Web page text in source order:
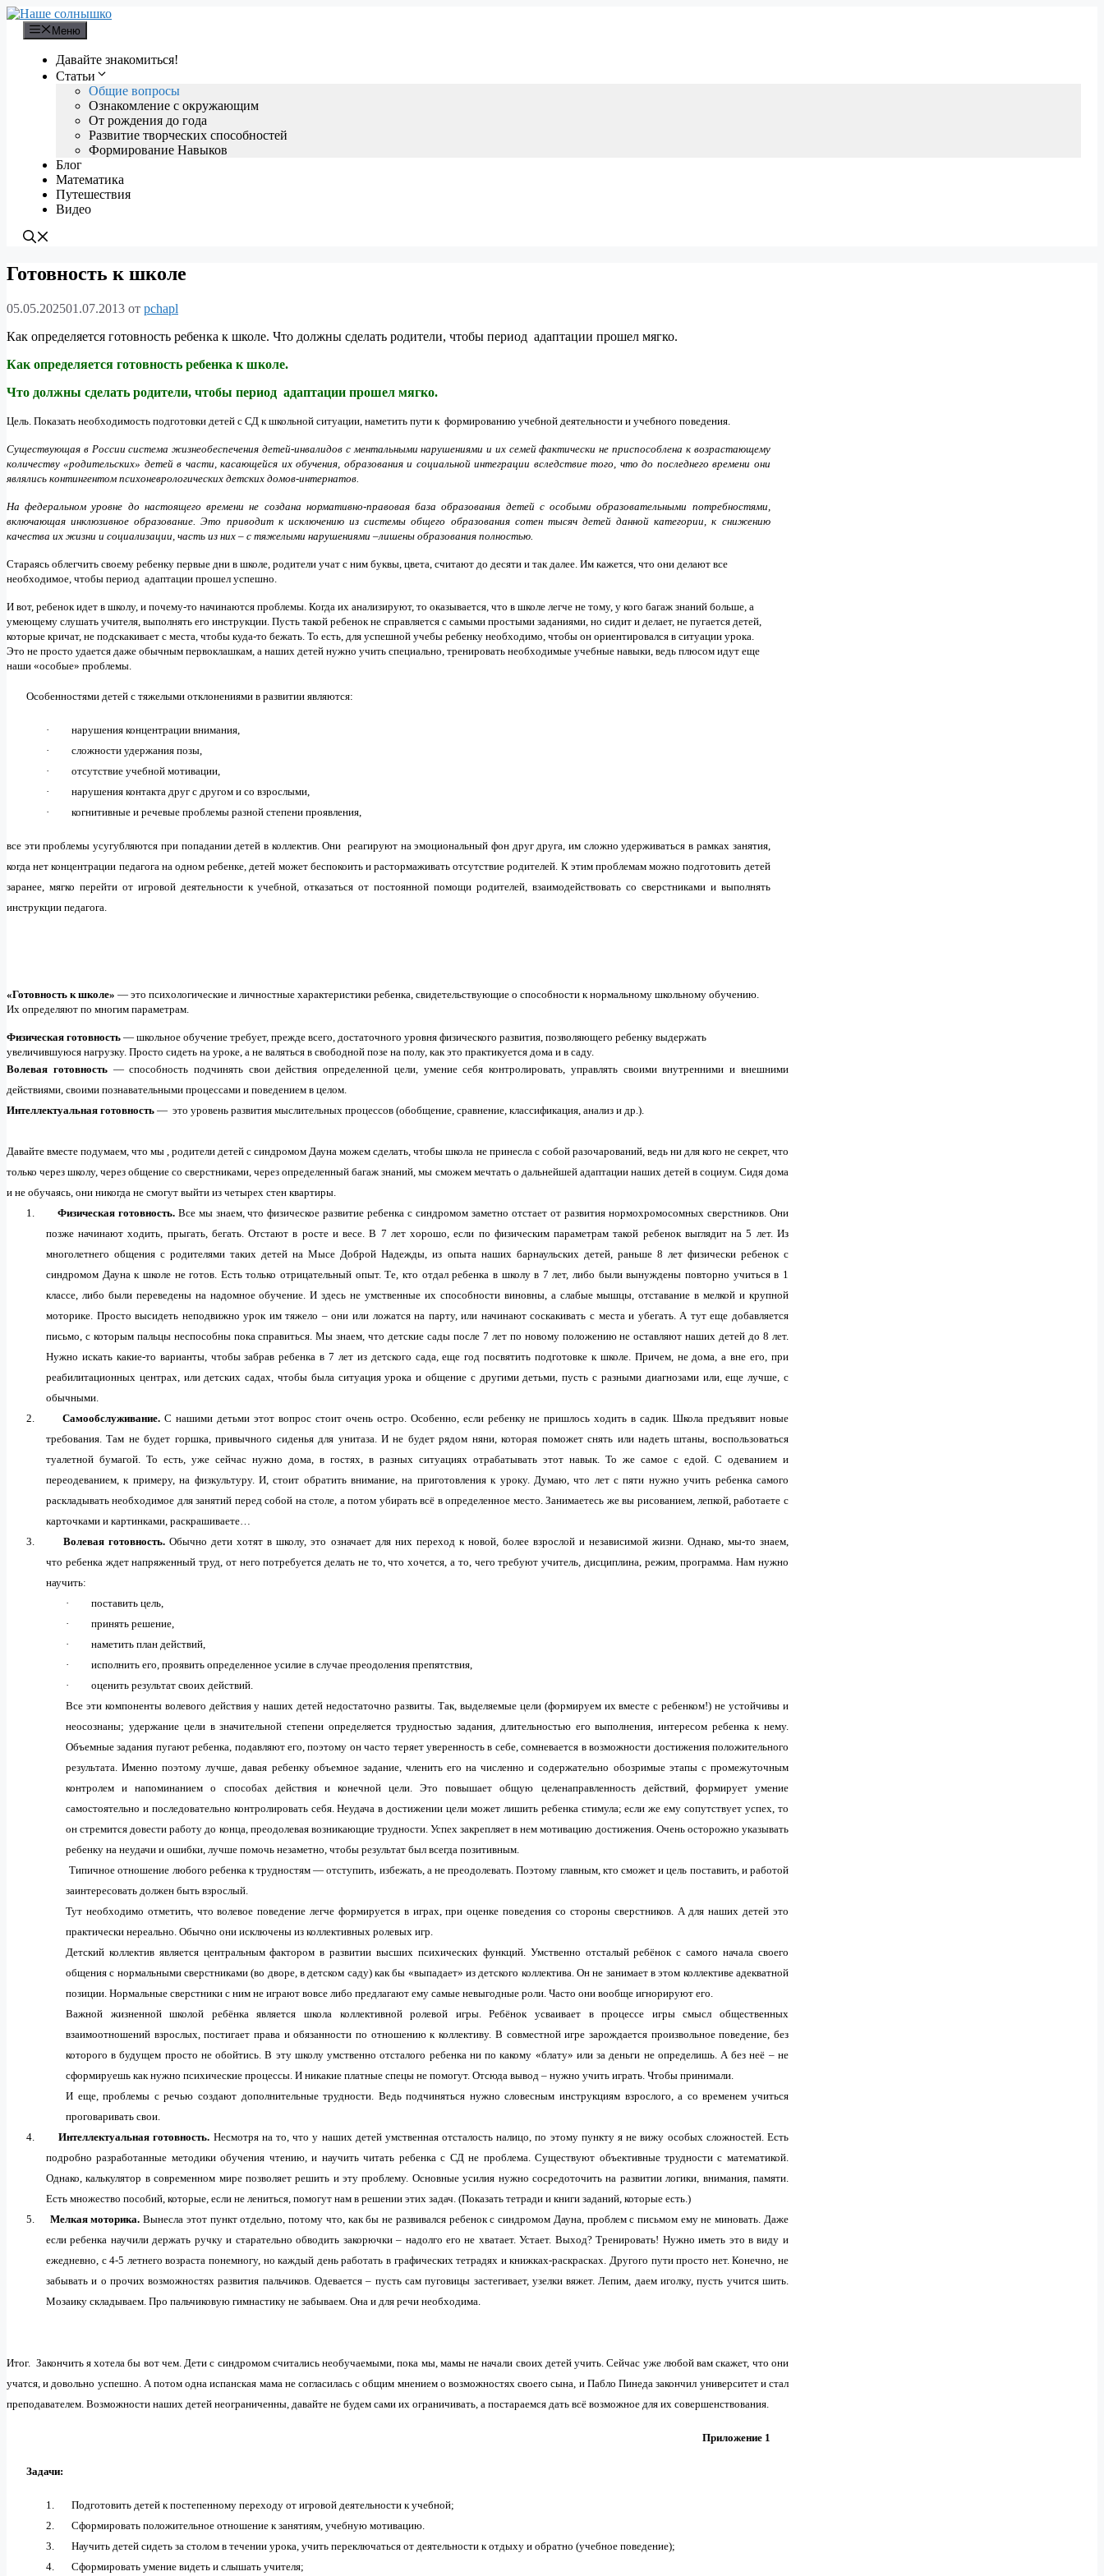
Перейти
содержимому
Меню
Давайте знакомиться!
Статьи
Общие вопросы
Ознакомление с окружающим
От рождения до года
Развитие творческих способностей
Формирование Навыков
Блог
Математика
Путешествия
Видео
Готовность к школе
05.05.202501.07.2013 от pchapl
Как определяется готовность ребенка к школе. Что должны сделать родители, чтобы период адаптации прошел мягко.
Как определяется готовность ребенка к школе.
Что должны сделать родители, чтобы период адаптации прошел мягко.
Цель. Показать необходимость подготовки детей с СД к школьной ситуации, наметить пути к формированию учебной деятельности и учебного поведения.
Существующая в России система жизнеобеспечения детей-инвалидов с ментальными нарушениями и их семей фактически не приспособлена к возрастающему
количеству «родительских» детей в части, касающейся их обучения, образования и социальной интеграции вследствие того, что до последнего времени они
являлись контингентом психоневрологических детских домов-интернатов.
На федеральном уровне до настоящего времени не создана нормативно-правовая база образования детей с особыми образовательными потребностями,
включающая инклюзивное образование. Это приводит к исключению из системы общего образования сотен тысяч детей данной категории, к снижению
качества их жизни и социализации, часть из них – с тяжелыми нарушениями –лишены образования полностью.
Стараясь облегчить своему ребенку первые дни в школе, родители учат с ним буквы, цвета, считают до десяти и так далее. Им кажется, что они делают все
необходимое, чтобы период адаптации прошел успешно.
И вот, ребенок идет в школу, и почему-то начинаются проблемы. Когда их анализируют, то оказывается, что в школе легче не тому, у кого багаж знаний больше, а
умеющему слушать учителя, выполнять его инструкции. Пусть такой ребенок не справляется с самыми простыми заданиями, но сидит и делает, не пугается детей,
которые кричат, не подскакивает с места, чтобы куда-то бежать. То есть, для успешной учебы ребенку необходимо, чтобы он ориентировался в ситуации урока.
Это не просто удается даже обычным первоклашкам, а наших детей нужно учить специально, тренировать необходимые учебные навыки, ведь плюсом идут еще
наши «особые» проблемы.
Особенностями детей с тяжелыми отклонениями в развитии являются:
·
нарушения концентрации внимания,
·
сложности удержания позы,
·
отсутствие учебной мотивации,
·
нарушения контакта друг с другом и со взрослыми,
·
когнитивные и речевые проблемы разной степени проявления,
все эти проблемы усугубляются при попадании детей в коллектив. Они реагируют на эмоциональный фон друг друга, им сложно удерживаться в рамках занятия,
когда нет концентрации педагога на одном ребенке, детей может беспокоить и растормаживать отсутствие родителей. К этим проблемам можно подготовить детей
заранее, мягко перейти от игровой деятельности к учебной, отказаться от постоянной помощи родителей, взаимодействовать со сверстниками и выполнять
инструкции педагога.
«Готовность к школе» — это психологические и личностные характеристики ребенка, свидетельствующие о способности к нормальному школьному обучению.
Их определяют по многим параметрам.
Физическая готовность — школьное обучение требует, прежде всего, достаточного уровня физического развития, позволяющего ребенку выдержать
увеличившуюся нагрузку. Просто сидеть на уроке, а не валяться в свободной позе на полу, как это практикуется дома и в саду.
Волевая готовность — способность подчинять свои действия определенной цели, умение себя контролировать, управлять своими внутренними и внешними
действиями, своими познавательными процессами и поведением в целом.
Интеллектуальная готовность — это уровень развития мыслительных процессов (обобщение, сравнение, классификация, анализ и др.).
Давайте вместе подумаем, что мы , родители детей с синдромом Дауна можем сделать, чтобы школа не принесла с собой разочарований, ведь ни для кого не секрет, что
только через школу, через общение со сверстниками, через определенный багаж знаний, мы сможем мечтать о дальнейшей адаптации наших детей в социум. Сидя дома
и не обучаясь, они никогда не смогут выйти из четырех стен квартиры.
1.
Физическая готовность.Все мы знаем, что физическое развитие ребенка с синдромом заметно отстает от развития нормохромосомных сверстников. Они
позже начинают ходить, прыгать, бегать. Отстают в росте и весе. В 7 лет хорошо, если по физическим параметрам такой ребенок выглядит на 5 лет. Из
многолетнего общения с родителями таких детей на Мысе Доброй Надежды, из опыта наших барнаульских детей, раньше 8 лет физически ребенок с
синдромом Дауна к школе не готов. Есть только отрицательный опыт. Те, кто отдал ребенка в школу в 7 лет, либо были вынуждены повторно учиться в 1
классе, либо были переведены на надомное обучение. И здесь не умственные их способности виновны, а слабые мышцы, отставание в мелкой и крупной
моторике. Просто высидеть неподвижно урок им тяжело – они или ложатся на парту, или начинают соскакивать с места и убегать. А тут еще добавляется
письмо, с которым пальцы неспособны пока справиться. Мы знаем, что детские сады после 7 лет по новому положению не оставляют наших детей до 8 лет.
Нужно искать какие-то варианты, чтобы забрав ребенка в 7 лет из детского сада, еще год посвятить подготовке к школе. Причем, не дома, а вне его, при
реабилитационных центрах, или детских садах, чтобы была ситуация урока и общение с другими детьми, пусть с разными диагнозами или, еще лучше, с
обычными.
2.
Самообслуживание.С нашими детьми этот вопрос стоит очень остро. Особенно, если ребенку не пришлось ходить в садик. Школа предъявит новые
требования. Там не будет горшка, привычного сиденья для унитаза. И не будет рядом няни, которая поможет снять или надеть штаны, воспользоваться
туалетной бумагой. То есть, уже сейчас нужно дома, в гостях, в разных ситуациях отрабатывать этот навык. То же самое с едой. С одеванием и
переодеванием, к примеру, на физкультуру. И, стоит обратить внимание, на приготовления к уроку. Думаю, что лет с пяти нужно учить ребенка самого
раскладывать необходимое для занятий перед собой на столе, а потом убирать всё в определенное место. Занимаетесь же вы рисованием, лепкой, работаете с
карточками и картинками, раскрашиваете…
3.
Волевая готовность.Обычно дети хотят в школу, это означает для них переход к новой, более взрослой и независимой жизни. Однако, мы-то знаем,
что ребенка ждет напряженный труд, от него потребуется делать не то, что хочется, а то, чего требуют учитель, дисциплина, режим, программа. Нам нужно
научить:
·
поставить цель,
·
принять решение,
·
наметить план действий,
·
исполнить его, проявить определенное усилие в случае преодоления препятствия,
·
оценить результат своих действий.
Все эти компоненты волевого действия у наших детей недостаточно развиты. Так, выделяемые цели (формируем их вместе с ребенком!) не устойчивы и
неосознаны; удержание цели в значительной степени определяется трудностью задания, длительностью его выполнения, интересом ребенка к нему.
Объемные задания пугают ребенка, подавляют его, поэтому он часто теряет уверенность в себе, сомневается в возможности достижения положительного
результата. Именно поэтому лучше, давая ребенку объемное задание, членить его на численно и содержательно обозримые этапы с промежуточным
контролем и напоминанием о способах действия и конечной цели. Это повышает общую целенаправленность действий, формирует умение
самостоятельно и последовательно контролировать себя. Неудача в достижении цели может лишить ребенка стимула; если же ему сопутствует успех, то
он стремится довести работу до конца, преодолевая возникающие трудности. Успех закрепляет в нем мотивацию достижения. Очень осторожно указывать
ребенку на неудачи и ошибки, лучше помочь незаметно, чтобы результат был всегда позитивным.
Типичное отношение любого ребенка к трудностям — отступить, избежать, а не преодолевать. Поэтому главным, кто сможет и цель поставить, и работой
заинтересовать должен быть взрослый.
Тут необходимо отметить, что волевое поведение легче формируется в играх, при оценке поведения со стороны сверстников. А для наших детей это
практически нереально. Обычно они исключены из коллективных ролевых игр.
Детский коллектив является центральным фактором в развитии высших психических функций. Умственно отсталый ребёнок с самого начала своего
общения с нормальными сверстниками (во дворе, в детском саду) как бы «выпадает» из детского коллектива. Он не занимает в этом коллективе адекватной
позиции. Нормальные сверстники с ним не играют вовсе либо предлагают ему самые невыгодные роли. Часто они вообще игнорируют его.
Важной жизненной школой ребёнка является школа коллективной ролевой игры. Ребёнок усваивает в процессе игры смысл общественных
взаимоотношений взрослых, постигает права и обязанности по отношению к коллективу. В совместной игре зарождается произвольное поведение, без
которого в будущем просто не обойтись. В эту школу умственно отсталого ребенка ни по какому «блату» или за деньги не определишь. А без неё – не
сформируешь как нужно психические процессы. И никакие платные спецы не помогут. Отсюда вывод – нужно учить играть. Чтобы принимали.
И еще, проблемы с речью создают дополнительные трудности. Ведь подчиняться нужно словесным инструкциям взрослого, а со временем учиться
проговаривать свои.
4.
Интеллектуальная готовность. Несмотря на то, что у наших детей умственная отсталость налицо, по этому пункту я не вижу особых сложностей. Есть
подробно разработанные методики обучения чтению, и научить читать ребенка с СД не проблема. Существуют объективные трудности с математикой.
Однако, калькулятор в современном мире позволяет решить и эту проблему. Основные усилия нужно сосредоточить на развитии логики, внимания, памяти.
Есть множество пособий, которые, если не лениться, помогут нам в решении этих задач. (Показать тетради и книги заданий, которые есть.)
5.
Мелкая моторика. Вынесла этот пункт отдельно, потому что, как бы не развивался ребенок с синдромом Дауна, проблем с письмом ему не миновать. Даже
если ребенка научили держать ручку и старательно обводить закорючки – надолго его не хватает. Устает. Выход? Тренировать! Нужно иметь это в виду и
ежедневно, с 4-5 летнего возраста понемногу, но каждый день работать в графических тетрадях и книжках-раскрасках. Другого пути просто нет. Конечно, не
забывать и о прочих возможностях развития пальчиков. Одевается – пусть сам пуговицы застегивает, узелки вяжет. Лепим, даем иголку, пусть учится шить.
Мозаику складываем. Про пальчиковую гимнастику не забываем. Она и для речи необходима.
Итог. Закончить я хотела бы вот чем. Дети с синдромом считались необучаемыми, пока мы, мамы не начали своих детей учить. Сейчас уже любой вам скажет, что они
учатся, и довольно успешно. А потом одна испанская мама не согласилась с общим мнением о возможностях своего сына, и Пабло Пинеда закончил университет и стал
преподавателем. Возможности наших детей неограниченны, давайте не будем сами их ограничивать, а постараемся дать всё возможное для их совершенствования.
Приложение 1
Задачи:
1.
Подготовить детей к постепенному переходу от игровой деятельности к учебной;
2.
Сформировать положительное отношение к занятиям, учебную мотивацию.
3.
Научить детей сидеть за столом в течении урока, учить переключаться от деятельности к отдыху и обратно (учебное поведение);
4.
Сформировать умение видеть и слышать учителя;